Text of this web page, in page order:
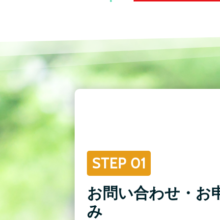
STEP 01
お問い合わせ・お
み